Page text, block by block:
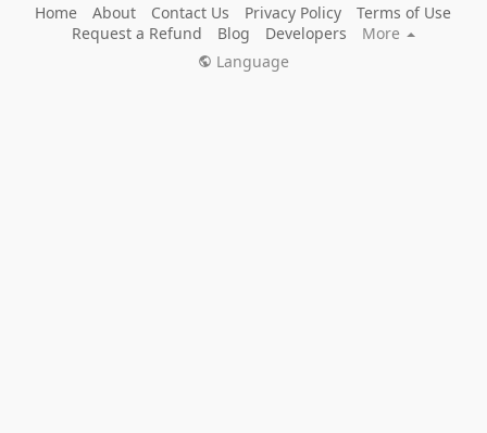
Home
About Contact Us Privacy Policy
Terms of Use
Request a Refund
Blog Developers
More
Language